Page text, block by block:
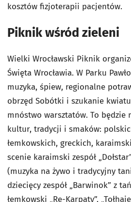
kosztów fizjoterapii pacjentów.
Piknik wśród zieleni
Wielki Wrocławski Piknik
Święta Wrocławia. W Parku
muzyka, śpiew, regionalne
obrzęd Sobótki i szukanie
mnóstwo warsztatów. To będzie
kultur, tradycji i smaków:
łemkowskich, greckich,
scenie karaimski zespół
(muzyka na żywo i tradycyjny
dziecięcy zespół „Barwinok” z
łemkowski „Re-Karpaty”,